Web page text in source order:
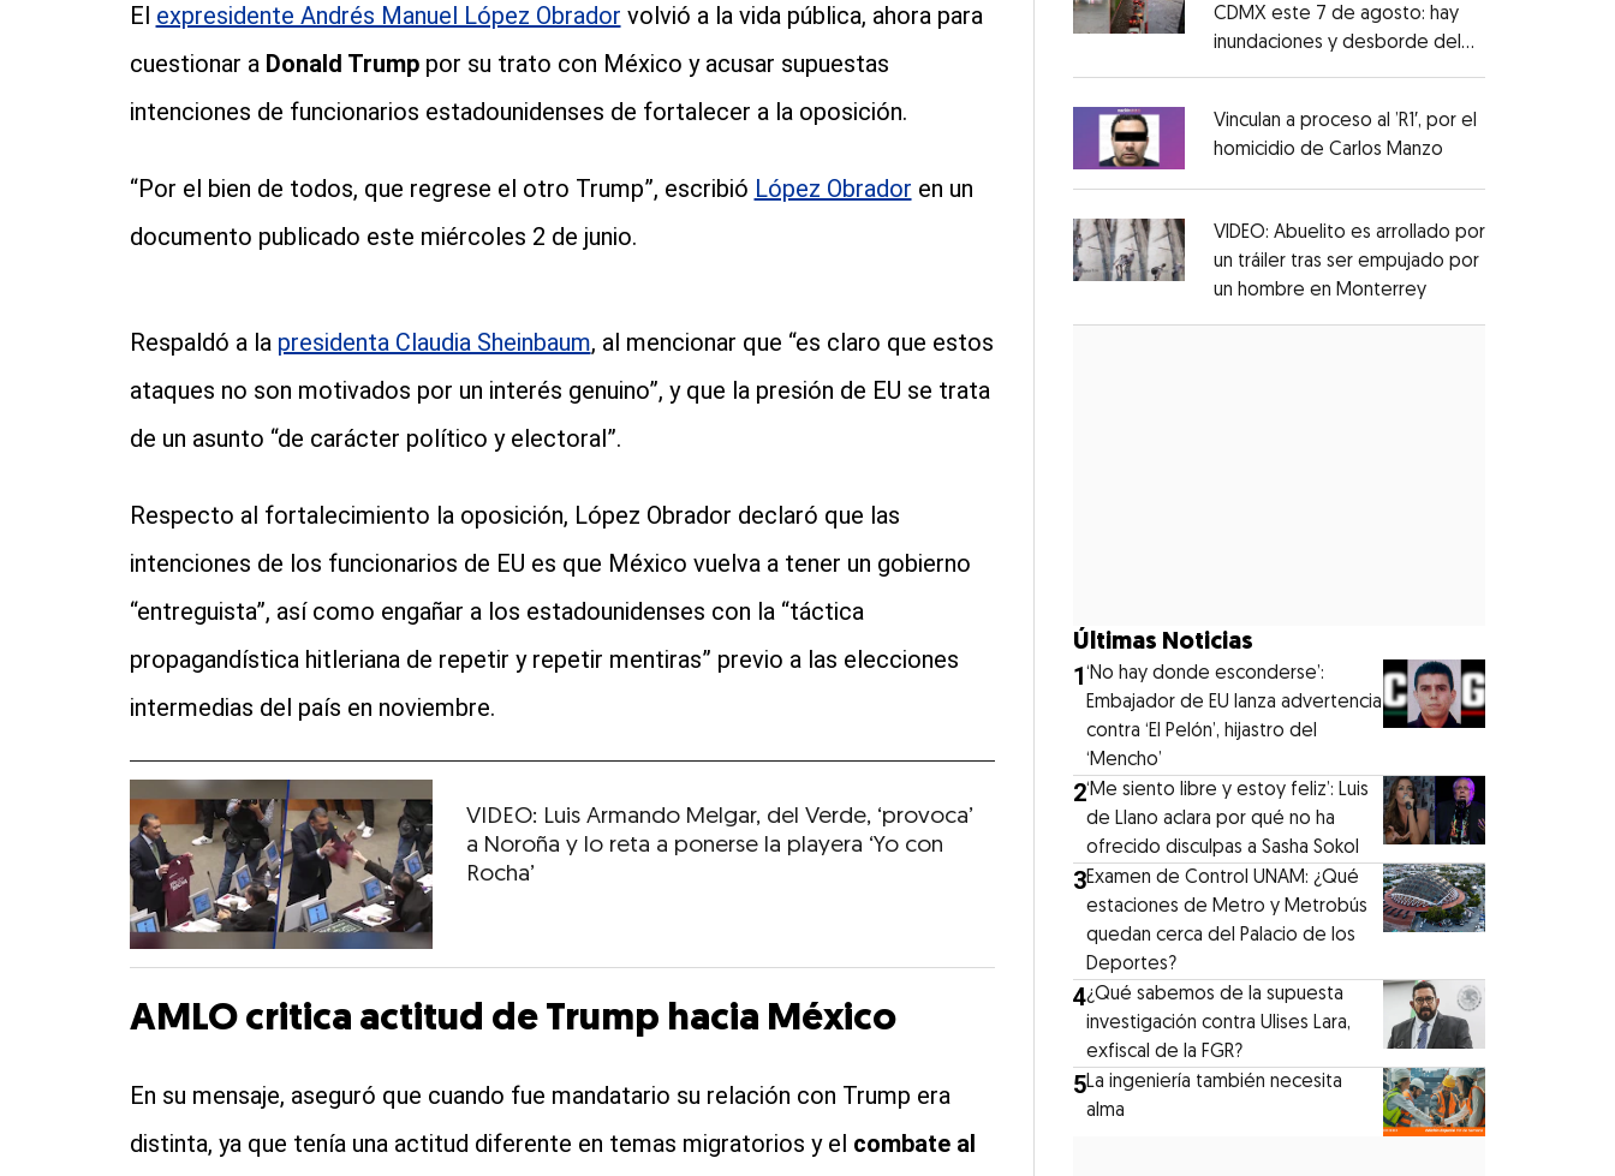
El expresidente Andrés Manuel López Obrador volvió a la vida pública, ahora para
cuestionar a Donald Trumppor su trato con México y acusar supuestas
intenciones de funcionarios estadounidenses de fortalecer a la oposición.
“Por el bien de todos, que regrese el otro Trump”, escribió López Obrador en un
documento publicado este miércoles 2 de junio.
Respaldó a la presidenta Claudia Sheinbaum, al mencionar que “es claro que estos
ataques no son motivados por un interés genuino”, y que la presión de EU se trata
de un asunto “de carácter político y electoral”.
Respecto al fortalecimiento la oposición, López Obrador declaró que las
intenciones de los funcionarios de EU es que México vuelva a tener un gobierno
“entreguista”, así como engañar a los estadounidenses con la “táctica
propagandística hitleriana de repetir y repetir mentiras” previo a las elecciones
intermedias del país en noviembre.
VIDEO: Luis Armando Melgar, del Verde, ‘provoca’
a Noroña y lo reta a ponerse la playera ‘Yo con
Rocha’
AMLO critica actitud de Trump hacia México
En su mensaje, aseguró que cuando fue mandatario su relación con Trump era
distinta, ya que tenía una actitud diferente en temas migratorios y el combate al
Opens in new window
CDMX este 7 de agosto: hay
inundaciones y desborde del
Opens in new window
Vinculan a proceso al ’R1′, por el
homicidio de Carlos Manzo
Opens in new window
VIDEO: Abuelito es arrollado por
un tráiler tras ser empujado por
un hombre en MonterreyOpens in new
Últimas Noticias
1‘No hay donde esconderse’:
Embajador de EU lanza advertencia
contra ‘El Pelón’, hijastro del
‘Mencho’
2‘Me siento libre y estoy feliz’: Luis
de Llano aclara por qué no ha
ofrecido disculpas a Sasha Sokol
3Examen de Control UNAM: ¿Qué
estaciones de Metro y Metrobús
quedan cerca del Palacio de los
Deportes?
4¿Qué sabemos de la supuesta
investigación contra Ulises Lara,
exfiscal de la FGR?
5La ingeniería también necesita
alma